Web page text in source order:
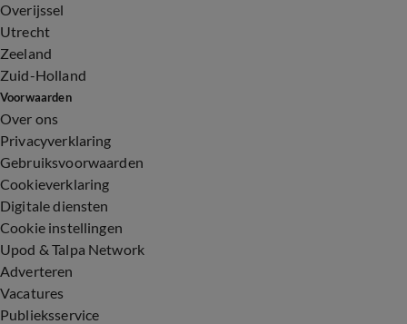
Overijssel
Utrecht
Zeeland
Zuid-Holland
Voorwaarden
Over ons
Privacyverklaring
Gebruiksvoorwaarden
Cookieverklaring
Digitale diensten
Cookie instellingen
Upod & Talpa Network
Adverteren
Vacatures
Publieksservice